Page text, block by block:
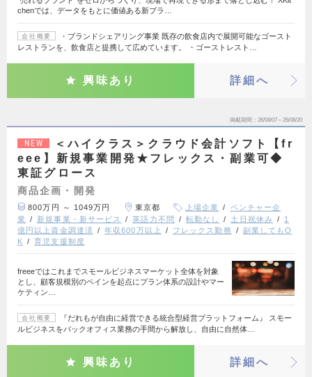
chenでは、データをもとに価値ある新ブラ…
会社概要
・ブランドシェアリング事業 既存の飲食店内で展開可能なゴースト
レストランを、飲食店と提携して広めています。 ・ゴーストレスト…
興味あり 詳細へ
掲載期間 26/08/07～26/08/20
NEW
＜ハイクラス＞クラウド会計ソフト【fr
eee】新規事業開発★フレックス・副業可◆
東証グロース
商品企画・開発
800万円 ～ 1049万円 東京都 上場企業
ベンチャー企
業
新規事業・新サービス 英語力不問 転勤なし 土日祝休み
1
億円以上資金調達済
年収600万以上 フレックス勤務
副業してもO
K
育児支援制度
freeeではこれまでスモールビジネスマーケット全体を対象
とし、顧客規模別のペインを起点にプラン体系の設計やマー
ケティン…
会社概要
『だれもが自由に経営できる統合型経営プラットフォーム』 スモー
ルビジネスをバックオフィス業務の手間から解放し、自由に自然体…
興味あり 詳細へ